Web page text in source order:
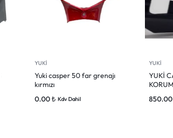
YUKİ
Yuki casper 50 far grenajı
kırmızı
0.00₺ Kdv Dahil
YUKİ
YUKİ
850.00